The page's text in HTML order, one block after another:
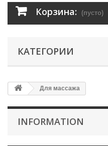
Корзина: (пусто)
КАТЕГОРИИ
Для массажа
INFORMATION